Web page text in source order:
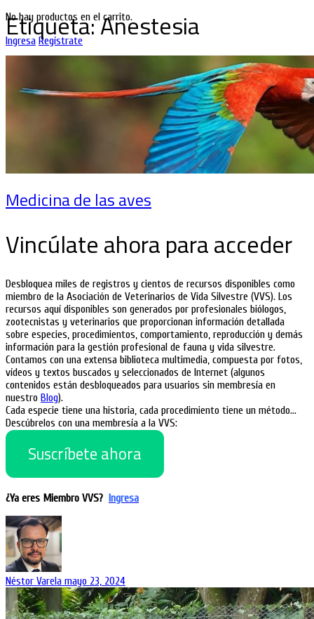
No hay productos en el carrito.
Ingresa Regístrate
Etiqueta:Anestesia
Medicina de las aves
Vincúlate ahora para acceder
Desbloquea miles de registros y cientos de recursos disponibles como
miembro de la Asociación de Veterinarios de Vida Silvestre (VVS). Los
recursos aquí disponibles son generados por profesionales biólogos,
zootecnistas y veterinarios que proporcionan información detallada
sobre especies, procedimientos, comportamiento, reproducción y demás
información para la gestión profesional de fauna y vida silvestre.
Contamos con una extensa biblioteca multimedia, compuesta por fotos,
vídeos y textos buscados y seleccionados de Internet (algunos
contenidos están desbloqueados para usuarios sin membresía en
nuestro Blog).
Cada especie tiene una historia, cada procedimiento tiene un método…
Descúbrelos con una membresía a la VVS:
Suscríbete ahora
¿Ya eres Miembro VVS? Ingresa
Néstor Varela mayo 23, 2024